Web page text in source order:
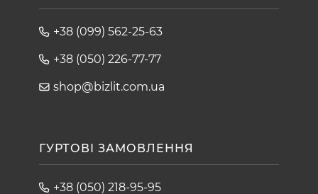
+38 (099) 562-25-63
+38 (050) 226-77-77
shop@bizlit.com.ua
ГУРТОВІ ЗАМОВЛЕННЯ
+38 (050) 218-95-95